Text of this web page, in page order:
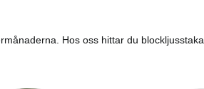
Hos oss hittar du